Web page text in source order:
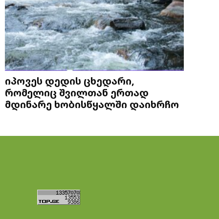
იპოვეს დედის ცხედარი,
რომელიც შვილთან ერთად
მდინარე ხობისწყალში დაიხრჩო